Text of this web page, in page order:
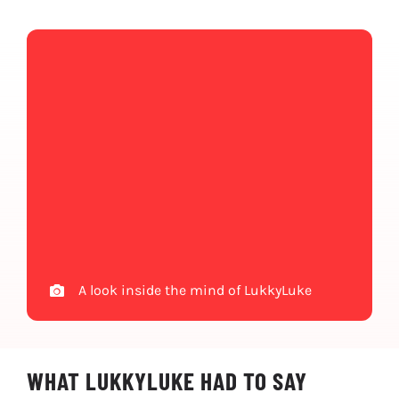
A look inside the mind of LukkyLuke
WHAT LUKKYLUKE HAD TO SAY